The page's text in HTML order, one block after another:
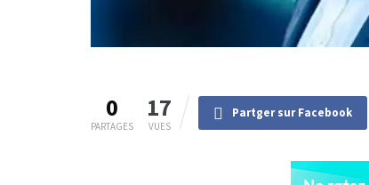
0
PARTAGES
17
VUES
Partger sur Facebook